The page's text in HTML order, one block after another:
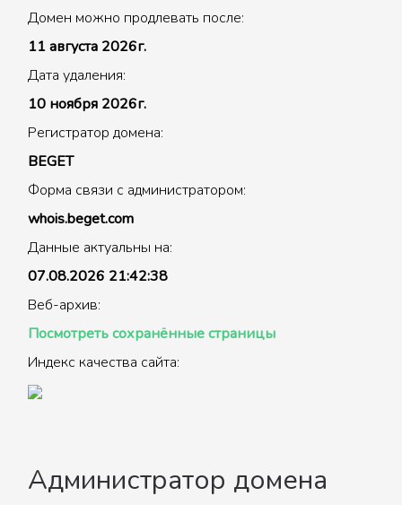
Домен можно продлевать после:
11 августа 2026г.
Дата удаления:
10 ноября 2026г.
Регистратор домена:
BEGET
Форма связи с администратором:
whois.beget.com
Данные актуальны на:
07.08.2026 21:42:38
Веб-архив:
Посмотреть сохранённые страницы
Индекс качества сайта:
Администратор домена